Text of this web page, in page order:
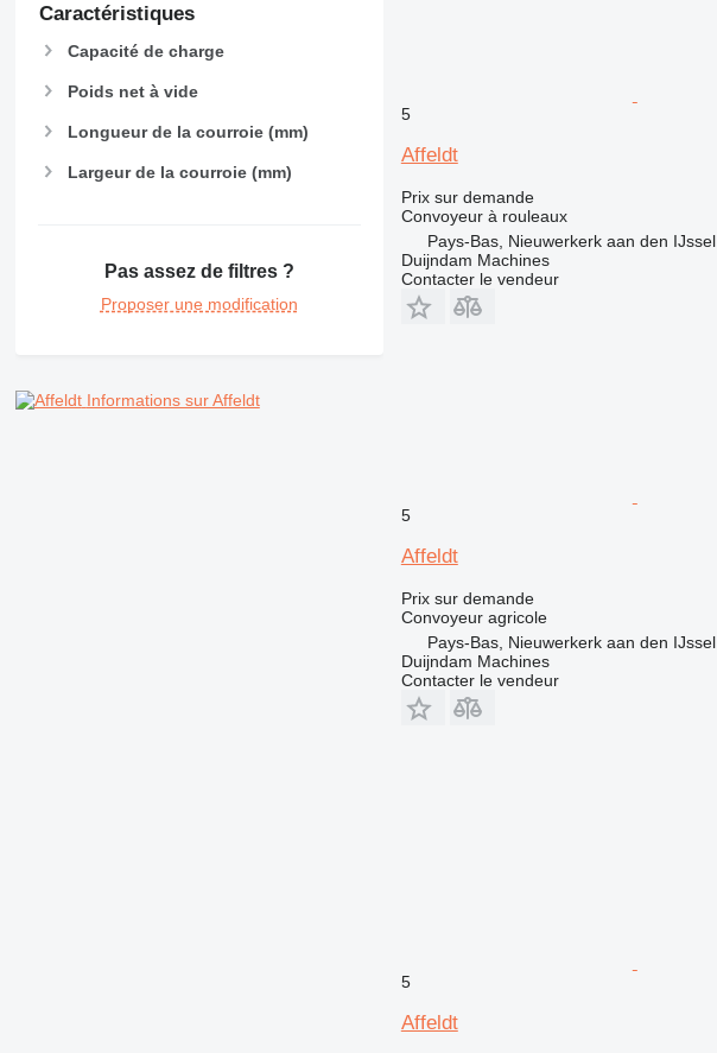
Caractéristiques
Capacité de charge
Poids net à vide
Longueur de la courroie (mm)
Largeur de la courroie (mm)
Pas assez de filtres ?
Proposer une modification
Informations sur Affeldt
5
Affeldt
Prix sur demande
Convoyeur à rouleaux
Pays-Bas, Nieuwerkerk aan den IJssel
Duijndam Machines
Contacter le vendeur
5
Affeldt
Prix sur demande
Convoyeur agricole
Pays-Bas, Nieuwerkerk aan den IJssel
Duijndam Machines
Contacter le vendeur
5
Affeldt